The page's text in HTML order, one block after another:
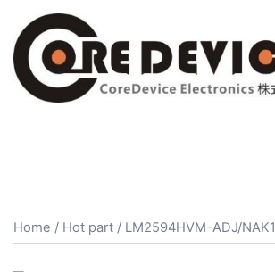
Home / Hot part / LM2594HVM-ADJ/NAK1